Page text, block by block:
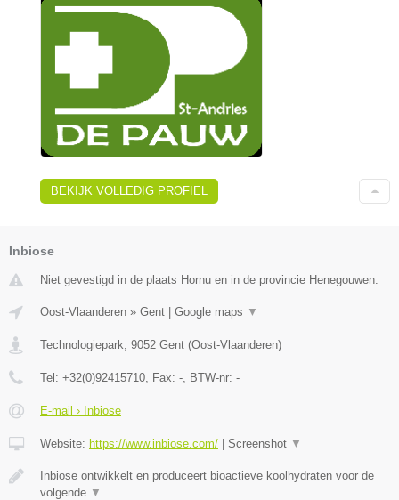
BEKIJK VOLLEDIG PROFIEL
Inbiose
Niet gevestigd in de plaats Hornu en in de provincie Henegouwen.
Oost-Vlaanderen » Gent Google maps ▼
Technologiepark 9052 Gent (Oost-Vlaanderen)
Tel: +32(0)92415710 , Fax: - , BTW-nr: -
E-mail › Inbiose
Website: https://www.inbiose.com/ Screenshot ▼
Inbiose ontwikkelt en produceert bioactieve koolhydraten voor de
volgende ▼